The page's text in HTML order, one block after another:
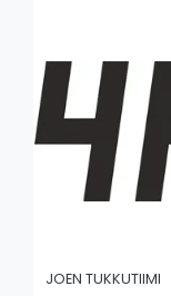
JOEN TUKKUTIIMI